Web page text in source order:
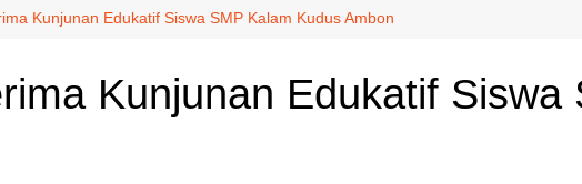
Kunjunan Edukatif Siswa SMP Kalam Kudus Ambon
Kunjunan Edukatif Siswa